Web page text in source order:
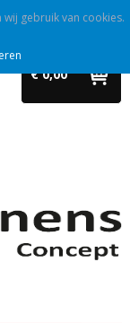
€ 0,00
gebruik van cookies.